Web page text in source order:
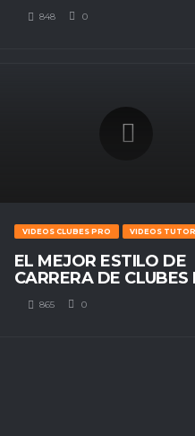
848 0
VIDEOS CLUBES PRO VIDEOS
EL MEJOR ESTILO DE
CARRERA DE CLUBES
865 0
TUTORIALES
¿QUÉ ES CLUBES
PRO?